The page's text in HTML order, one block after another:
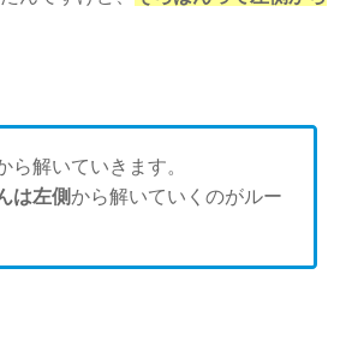
ら解いていきます。
は左側から解いていくのがルー